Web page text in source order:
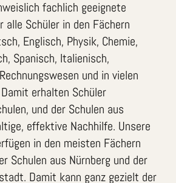
fachlich geeignete
alle Schüler in den Fächern
Englisch, Physik, Chemie,
Spanisch, Italienisch,
und in vielen
erhalten Schüler
und der Schulen aus
effektive Nachhilfe. Unsere
in den meisten Fächern
Schulen aus Nürnberg und der
Damit kann ganz gezielt der